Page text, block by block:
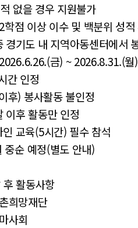
없을 경우 지원불가
점 이상 이수 및 백분위 성적
기도 내 지역아동센터에서
금) ~ 2026.8.31.(월
간 인정
후) 봉사활동 불인정
후 활동만 인정
교육(5시간) 필수 참석
순 예정(별도 안내)
활동사항
희망재단
사회